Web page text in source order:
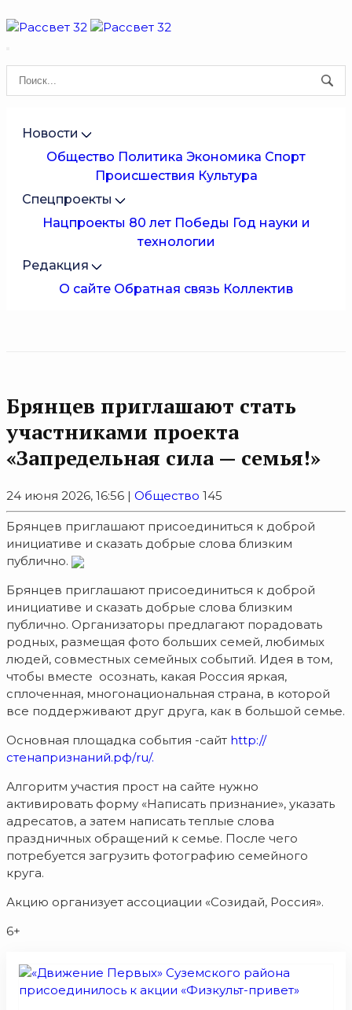
Новости
Общество Политика Экономика Спорт
Происшествия Культура
Спецпроекты
Нацпроекты 80 лет Победы Год науки и
технологии
Редакция
О сайте Обратная связь Коллектив
Брянцев приглашают стать
участниками проекта
«Запредельная сила — семья!»
24 июня 2026, 16:56 | Общество 145
Брянцев приглашают присоединиться к доброй
инициативе и сказать добрые слова близким
публично.
Брянцев приглашают присоединиться к доброй
инициативе и сказать добрые слова близким
публично. Организаторы предлагают порадовать
родных, размещая фото больших семей, любимых
людей, совместных семейных событий. Идея в том,
чтобы вместе осознать, какая Россия яркая,
сплоченная, многонациональная страна, в которой
все поддерживают друг друга, как в большой семье.
Основная площадка события -сайт http://
стенапризнаний.рф/ru/.
Алгоритм участия прост на сайте нужно
активировать форму «Написать признание», указать
адресатов, а затем написать теплые слова
праздничных обращений к семье. После чего
потребуется загрузить фотографию семейного
круга.
Акцию организует ассоциации «Созидай, Россия».
6+